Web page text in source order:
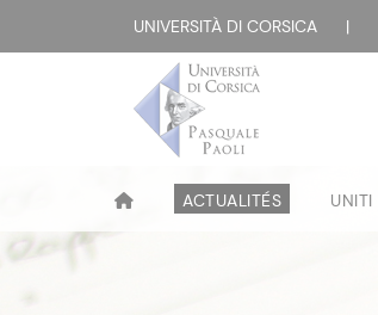
UNIVERSITÀ DI CORSICA |
ACTUALITÉS UNITI